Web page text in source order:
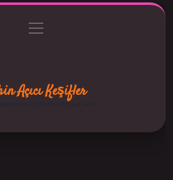
Gizlilik Politikası
menüyü
aç
Açıcı Keşifler
bilgilerle dünyaya bak!